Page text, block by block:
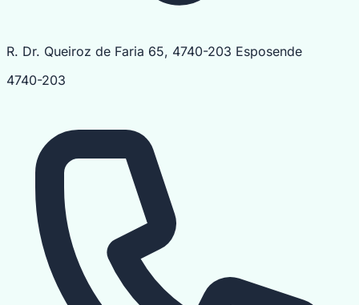
R. Dr. Queiroz de Faria 65, 4740-203 Esposende
4740-203